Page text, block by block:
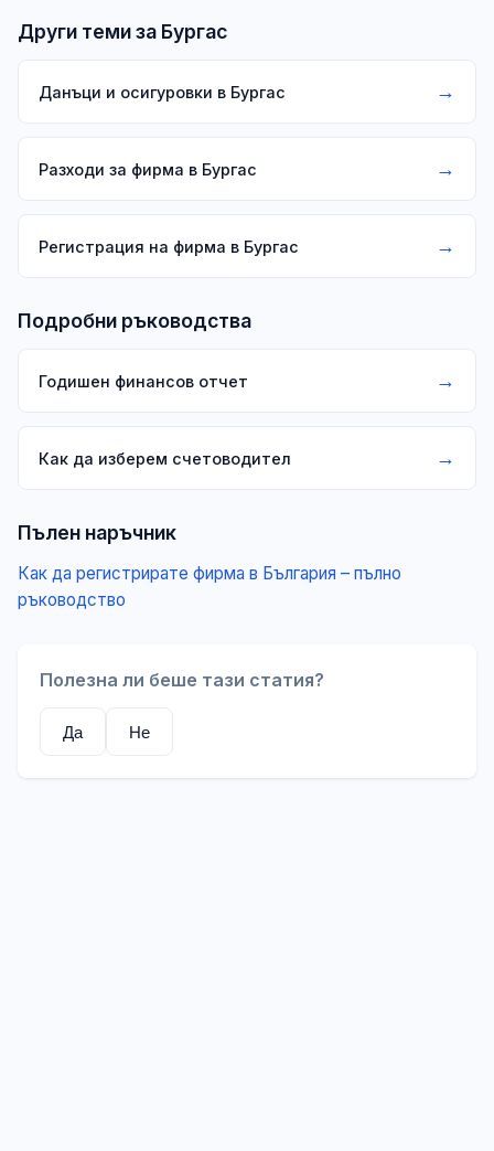
Други теми за Бургас
Данъци и осигуровки в Бургас →
Разходи за фирма в Бургас →
Регистрация на фирма в Бургас →
Подробни ръководства
Годишен финансов отчет →
Как да изберем счетоводител →
Пълен наръчник
Как да регистрирате фирма в България – пълно
ръководство
Полезна ли беше тази статия?
Да Не